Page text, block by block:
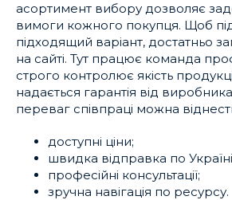
асортимент вибору дозволяє
вимоги кожного покупця. Щоб
підходящий варіант, достатньо
на сайті. Тут працює команда
строго контролює якість
надається гарантія від
переваг співпраці можна
доступні ціни;
швидка відправка по
професійні консультації;
зручна навігація по ресурсу.